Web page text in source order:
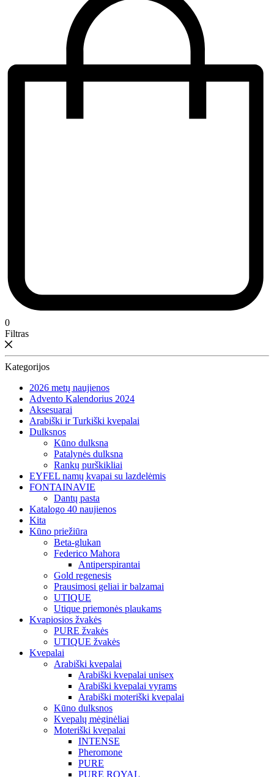
0
Filtras
Kategorijos
2026 metų naujienos
Advento Kalendorius 2024
Aksesuarai
Arabiški ir Turkiški kvepalai
Dulksnos
Kūno dulksna
Patalynės dulksna
Rankų purškikliai
EYFEL namų kvapai su lazdelėmis
FONTAINAVIE
Dantų pasta
Katalogo 40 naujienos
Kita
Kūno priežiūra
Beta-glukan
Federico Mahora
Antiperspirantai
Gold regenesis
Prausimosi geliai ir balzamai
UTIQUE
Utique priemonės plaukams
Kvapiosios žvakės
PURE žvakės
UTIQUE žvakės
Kvepalai
Arabiški kvepalai
Arabiški kvepalai unisex
Arabiški kvepalai vyrams
Arabiški moteriški kvepalai
Kūno dulksnos
Kvepalų mėginėliai
Moteriški kvepalai
INTENSE
Pheromone
PURE
PURE ROYAL